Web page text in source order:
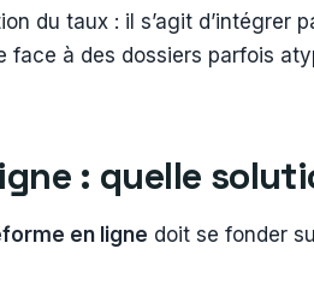
du taux : il s’agit
à des dossiers parfois
: quelle
en ligne doit se fonder